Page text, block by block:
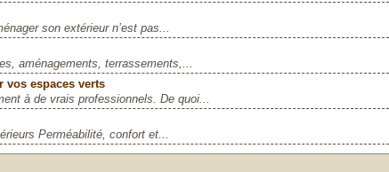
son extérieur n’est pas...
aménagements, terrassements,...
vos espaces verts
à de vrais professionnels. De quoi...
Perméabilité, confort et...